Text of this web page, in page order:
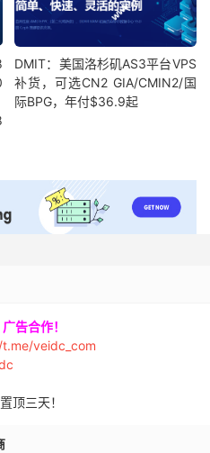
DMIT：美国洛杉矶AS3平台VPS
补货，可选CN2 GIA/CMIN2/国
际BPG，年付$36.9起
告合作！
veidc_com
顶三天！